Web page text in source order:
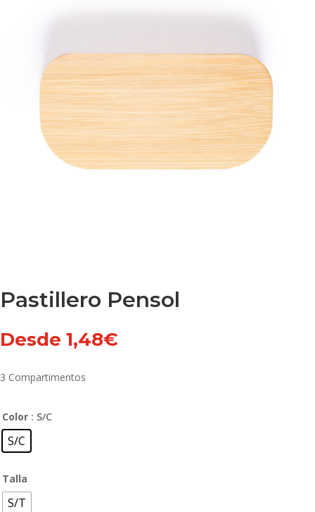
Pastillero Pensol
Desde 1,48€
3 Compartimentos
Color : S/C
S/C
Talla
S/T